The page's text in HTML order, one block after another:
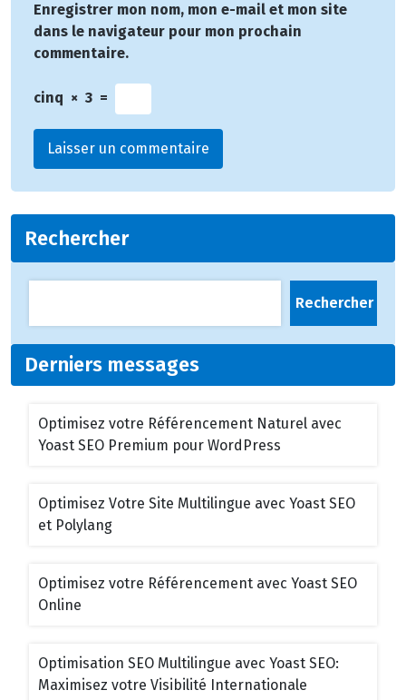
Enregistrer mon nom, mon e-mail et mon site
dans le navigateur pour mon prochain
commentaire.
cinq × 3 =
Rechercher
Rechercher
Derniers messages
Optimisez votre Référencement Naturel avec
Yoast SEO Premium pour WordPress
Optimisez Votre Site Multilingue avec Yoast SEO
et Polylang
Optimisez votre Référencement avec Yoast SEO
Online
Optimisation SEO Multilingue avec Yoast SEO:
Maximisez votre Visibilité Internationale